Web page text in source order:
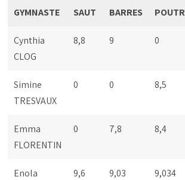
GYMNASTE SAUT BARRES
Cynthia
CLOG
8,8 9 0
Simine
TRESVAUX
0 0 8,5
Emma
FLORENTIN
0 7,8 8,4
Enola
9,6 9,03 9,034